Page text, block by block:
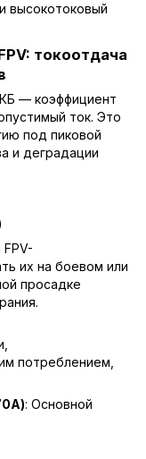
высокотоковый
токоотдача
— коэффициент
ток. Это
под пиковой
и деградации
их на боевом или
просадке
потреблением,
: Основной